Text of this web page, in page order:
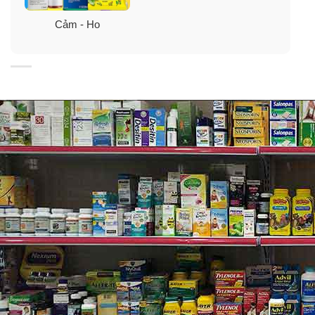
của chất nhầy đặc. Điều này gây ra cảm giác nghẹt thở
Áp lực xoang (DAY & NIGHT)
đường thở và sưng niêm mạc xoang, dẫn đến hạn chế
không gian và giảm khả năng thoát dịch của xoang.
Điều này gây ra sự tích tụ chất nhờn dư thừa, gây áp
lực lên các mô bên dưới trên khuôn mặt của bạn và dẫn
đến cảm giác khó chịu như áp lực xoang.
Sốt (DAY & NIGHT)
Bản thân sốt không phải là một căn bệnh mà là một triệu
chứng của một thứ gì đó khác khiến bạn bị ốm, rất có
thể là một bệnh nhiễm trùng. Sốt là một trong những
cách cơ thể bạn phản ứng và chống lại nhiễm trùng. Khi
cơ thể chống lại nhiễm trùng, nhiệt độ cơ thể của bạn có
Cảm - Ho